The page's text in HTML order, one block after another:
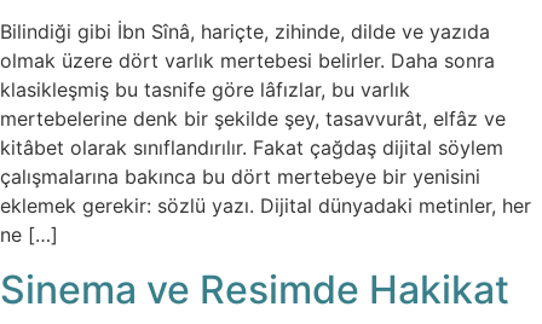
Bilindiği gibi İbn Sînâ, hariçte, zihinde, dilde ve yazıda
olmak üzere dört varlık mertebesi belirler. Daha sonra
klasikleşmiş bu tasnife göre lâfızlar, bu varlık
mertebelerine denk bir şekilde şey, tasavvurât, elfâz ve
kitâbet olarak sınıflandırılır. Fakat çağdaş dijital söylem
çalışmalarına bakınca bu dört mertebeye bir yenisini
eklemek gerekir: sözlü yazı. Dijital dünyadaki metinler, her
ne […]
Sinema ve Resimde Hakikat